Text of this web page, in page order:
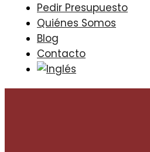
Pedir Presupuesto
Quiénes Somos
Blog
Contacto